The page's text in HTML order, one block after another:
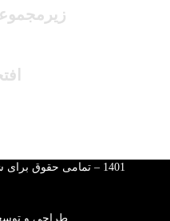
1401 – تمامی حقوق برای شرکت
طراحی و